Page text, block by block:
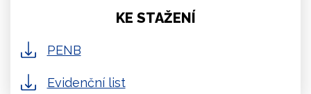
KE STAŽENÍ
PENB
Evidenční list